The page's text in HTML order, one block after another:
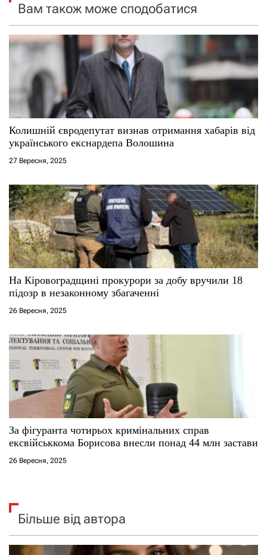
а
и
с
і
в
Вам також може сподобатися
Колишній євродепутат визнав отримання хабарів від
українського екснардепа Волошина
27 Вересня, 2025
На Кіровоградщині прокурори за добу вручили 18
підозр в незаконному збагаченні
26 Вересня, 2025
За фігуранта чотирьох кримінальних справ
ексвійськкома Борисова внесли понад 44 млн застави
26 Вересня, 2025
Більше від автора